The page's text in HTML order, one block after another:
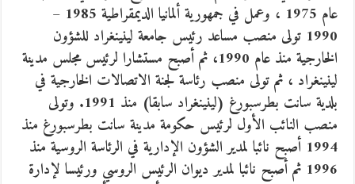
عام 1975 ، وعمل في جمهورية ألمانيا الديمقراطية 1985 –
1990 تولى منصب مساعد رئيس جامعة لينينغراد للشؤون
الخارجية منذ عام 1990، ثم أصبح مستشارا لرئيس مجلس مدينة
لينينغراد ، ثم تولى منصب رئاسة لجنة الاتصالات الخارجية في
بلدية سانت بطرسبورغ (لينينغراد سابقا) منذ 1991. وتولى
منصب النائب الأول لرئيس حكومة مدينة سانت بطرسبورغ منذ
1994 أصبح نائبا لمدير الشؤون الإدارية في الرئاسة الروسية منذ
1996 ثم أصبح نائبا لمدير ديوان الرئيس الروسي ورئيسا لإدارة